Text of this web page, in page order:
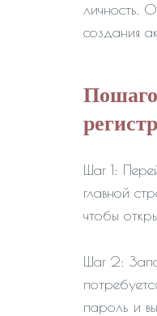
личность.
создания
Шаг 1:
главной
чтобы
Шаг 2:
пароль и